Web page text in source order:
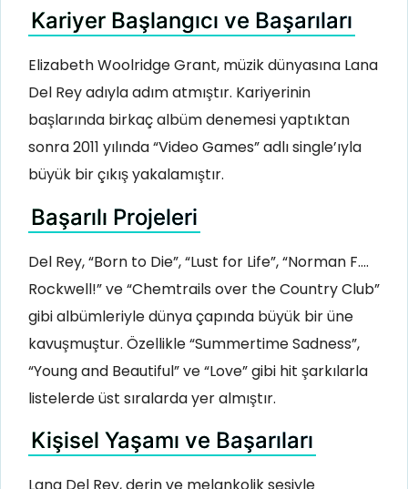
Kariyer Başlangıcı ve Başarıları
Elizabeth Woolridge Grant, müzik dünyasına Lana
Del Rey adıyla adım atmıştır. Kariyerinin
başlarında birkaç albüm denemesi yaptıktan
sonra 2011 yılında “Video Games” adlı single’ıyla
büyük bir çıkış yakalamıştır.
Başarılı Projeleri
Del Rey, “Born to Die”, “Lust for Life”, “Norman F….
Rockwell!” ve “Chemtrails over the Country Club”
gibi albümleriyle dünya çapında büyük bir üne
kavuşmuştur. Özellikle “Summertime Sadness”,
“Young and Beautiful” ve “Love” gibi hit şarkılarla
listelerde üst sıralarda yer almıştır.
Kişisel Yaşamı ve Başarıları